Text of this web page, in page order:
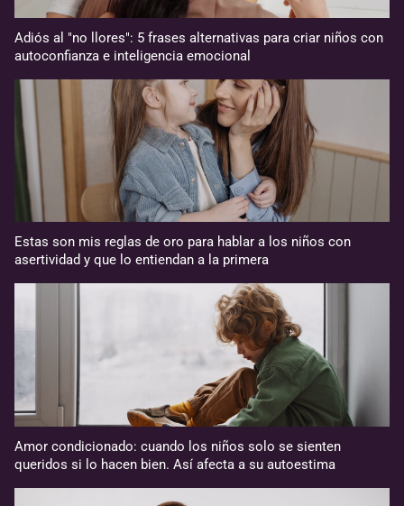
Adiós al "no llores": 5 frases alternativas para criar niños con
autoconfianza e inteligencia emocional
Estas son mis reglas de oro para hablar a los niños con
asertividad y que lo entiendan a la primera
Amor condicionado: cuando los niños solo se sienten
queridos si lo hacen bien. Así afecta a su autoestima